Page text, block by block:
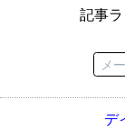
記事
デ